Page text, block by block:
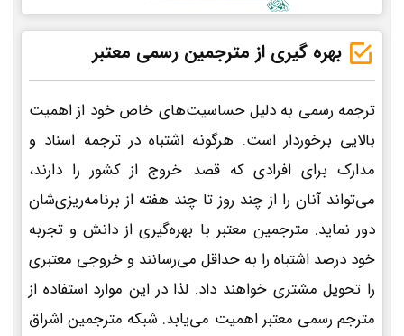
بهره گیری از مترجمین رسمی معتبر
ترجمه رسمی به دلیل حساسیت‌های خاص خود از اهمیت
بالایی برخوردار است. هرگونه اشتباه در ترجمه اسناد و
مدارک برای افرادی که قصد خروج از کشور را دارند،
می‌تواند آنان را از چند روز تا چند هفته از برنامه‌ریزی‌شان
دور نماید. مترجمین معتبر با بهره‌گیری از دانش و تجربه
خود درصد اشتباه را به حداقل می‌رسانند و خروجی معتبری
را تحویل مشتری خواهند داد. لذا در این موارد استفاده از
مترجم رسمی معتبر اهمیت می‌یابد. شبکه مترجمین اشراق